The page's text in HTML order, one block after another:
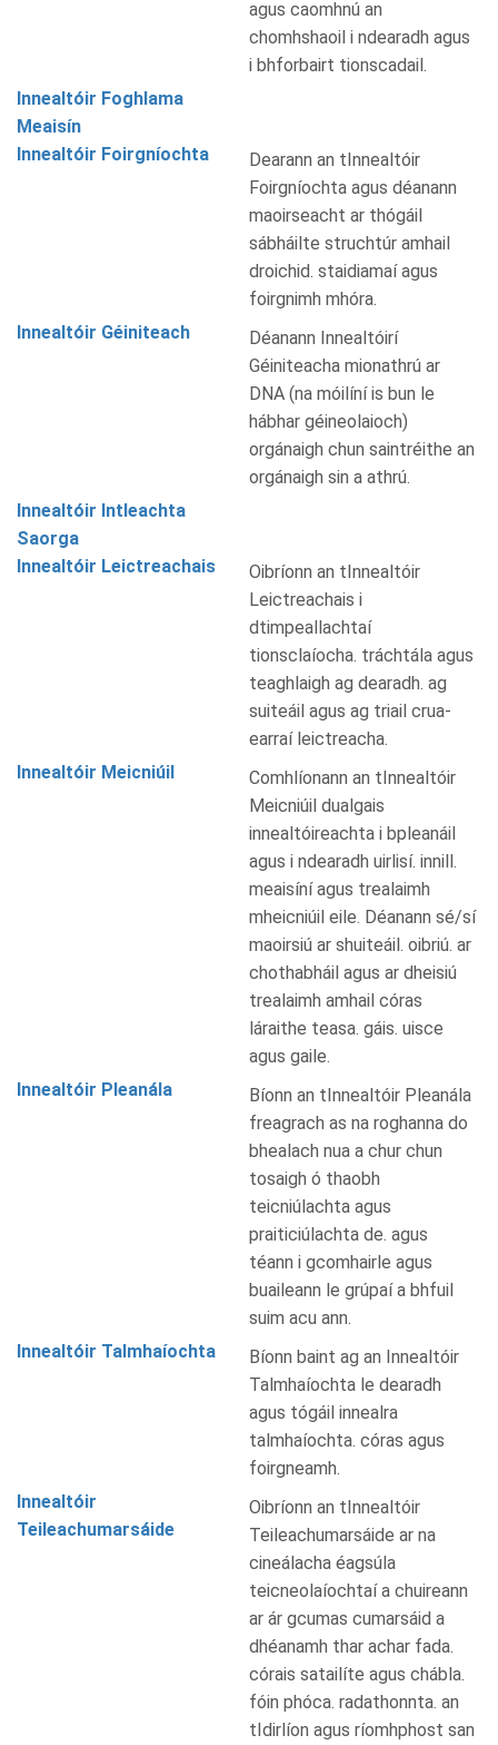
agus caomhnú an
chomhshaoil i ndearadh agus
i bhforbairt tionscadail.
Innealtóir Foghlama
Meaisín
Innealtóir Foirgníochta
Dearann an tInnealtóir
Foirgníochta agus déanann
maoirseacht ar thógáil
sábháilte struchtúr amhail
droichid. staidiamaí agus
foirgnimh mhóra.
Innealtóir Géiniteach
Déanann Innealtóirí
Géiniteacha mionathrú ar
DNA (na móilíní is bun le
hábhar géineolaioch)
orgánaigh chun saintréithe an
orgánaigh sin a athrú.
Innealtóir Intleachta
Saorga
Innealtóir Leictreachais
Oibríonn an tInnealtóir
Leictreachais i
dtimpeallachtaí
tionsclaíocha. tráchtála agus
teaghlaigh ag dearadh. ag
suiteáil agus ag triail crua-
earraí leictreacha.
Innealtóir Meicniúil
Comhlíonann an tInnealtóir
Meicniúil dualgais
innealtóireachta i bpleanáil
agus i ndearadh uirlisí. innill.
meaisíní agus trealaimh
mheicniúil eile. Déanann sé/sí
maoirsiú ar shuiteáil. oibriú. ar
chothabháil agus ar dheisiú
trealaimh amhail córas
láraithe teasa. gáis. uisce
agus gaile.
Innealtóir Pleanála
Bíonn an tInnealtóir Pleanála
freagrach as na roghanna do
bhealach nua a chur chun
tosaigh ó thaobh
teicniúlachta agus
praiticiúlachta de. agus
téann i gcomhairle agus
buaileann le grúpaí a bhfuil
suim acu ann.
Innealtóir Talmhaíochta
Bíonn baint ag an Innealtóir
Talmhaíochta le dearadh
agus tógáil innealra
talmhaíochta. córas agus
foirgneamh.
Innealtóir
Teileachumarsáide
Oibríonn an tInnealtóir
Teileachumarsáide ar na
cineálacha éagsúla
teicneolaíochtaí a chuireann
ar ár gcumas cumarsáid a
dhéanamh thar achar fada.
córais satailíte agus chábla.
fóin phóca. radathonnta. an
tIdirlíon agus ríomhphost san